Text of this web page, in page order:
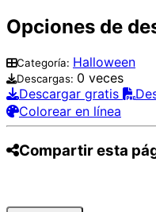
Opciones de
Categoría: Halloween
Descargas: 0 veces
Descargar gratis
Colorear en línea
Compartir esta